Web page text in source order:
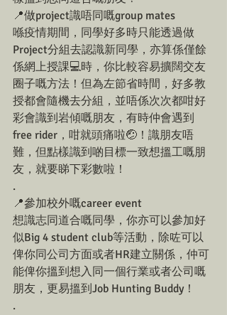
📍做project識唔同嘅group mates
喺疫情期間，同學好多時只能透過做
Project分組去認識新同學，亦算係僅餘
係網上授課💻時，你比較容易擴闊交友
圈子嘅方法！但為左節省時間，好多教
授都會隨機去分組，並唔係次次都咁好
彩會識到岩傾嘅朋友，有時仲會遇到
free rider，咁就頭痛啦🤕！識朋友唔
難，但點樣識到啲目標一致想搵工嘅朋
友，就要睇下彩數啦！
.
📍參加校外嘅career event
想識志同道合嘅同學，你亦可以參加好
似Big 4 student club等活動，除咗可以
俾你同公司方面或者HR建立關係，仲可
能俾你搵到想入同一個行業或者公司嘅
朋友，更易搵到Job Hunting Buddy！
.